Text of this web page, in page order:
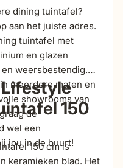
dining tuintafel?
aan het juiste adres.
tuintafel met
en glazen
weersbestendig.
meerdere maten en
showrooms van
de
wel een
jou in de buurt!
150
150 cm is
keramieken blad. Het